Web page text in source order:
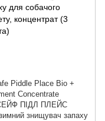
Piddle Place Bio +
Concentrate
ПІДЛ ПЛЕЙС
знищувач запаху